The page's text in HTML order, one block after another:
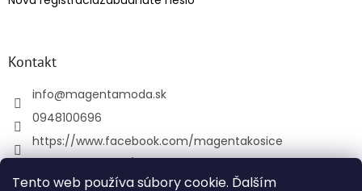
Tento web používa súbory cookie. Ďalším
Kontakt
info@magentamoda.sk
0948100696
https://www.facebook.com/magentakosice